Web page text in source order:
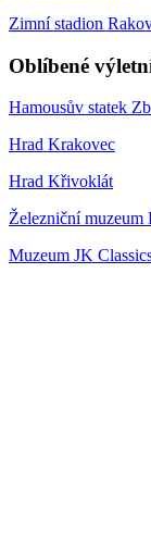
Zimní stadion
Oblíbené
Hamousův statek
Hrad Krakovec
Hrad Křivoklát
Železniční muzeum
Muzeum JK